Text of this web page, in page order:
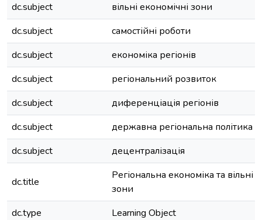
dc.subject
вільні економічні зони
dc.subject
самостійні роботи
dc.subject
економіка регіонів
dc.subject
регіональний розвиток
dc.subject
диференціація регіонів
dc.subject
державна регіональна політика
dc.subject
децентралізація
dc.title
Регіональна економіка та вільні
зони
dc.type
Learning Object